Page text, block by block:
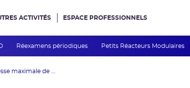
Réexamens périodiques Petits Réacteurs Modulaires
ACTIVITÉS ESPACE PROFESSIONNELS
maximale de ...